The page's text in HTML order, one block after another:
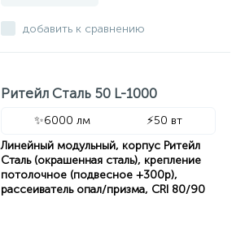
добавить к сравнению
Ритейл Сталь 50 L-1000
✨6000 лм ⚡50 вт
Линейный модульный, корпус Ритейл
Сталь (окрашенная сталь), крепление
потолочное (подвесное +300р),
рассеиватель опал/призма, CRI 80/90